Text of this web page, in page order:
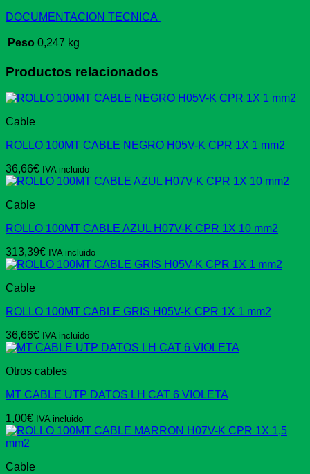
DOCUMENTACION TECNICA
Peso 0,247 kg
Productos relacionados
Cable
ROLLO 100MT CABLE NEGRO H05V-K CPR 1X 1 mm2
36,66€ IVA incluido
Cable
ROLLO 100MT CABLE AZUL H07V-K CPR 1X 10 mm2
313,39€ IVA incluido
Cable
ROLLO 100MT CABLE GRIS H05V-K CPR 1X 1 mm2
36,66€ IVA incluido
Otros cables
MT CABLE UTP DATOS LH CAT 6 VIOLETA
1,00€ IVA incluido
Cable